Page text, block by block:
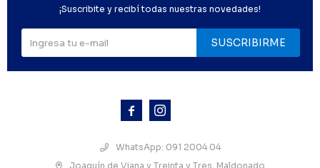
 
WhatsApp: 091 2004 04
Joaquín de Viana y Treinta y Tres, Maldonado
¡Suscribite y recibí todas nuestras novedades!
SUSCRIBIRME